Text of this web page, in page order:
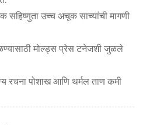
सहिष्णुता उच्च अचूक साच्यांची मागणी
मोल्ड्स प्रेस टनेजशी जुळले
रचना पोशाख आणि थर्मल ताण कमी